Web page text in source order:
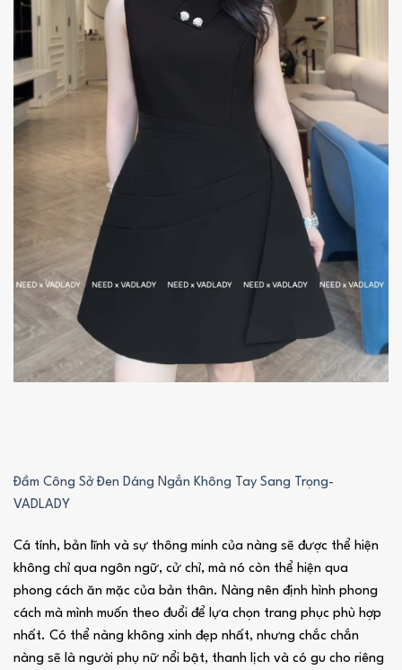
Đầm Công Sở Đen Dáng Ngắn Không Tay Sang Trọng-
VADLADY
Cá tính, bản lĩnh và sự thông minh của nàng sẽ được thể hiện
không chỉ qua ngôn ngữ, cử chỉ, mà nó còn thể hiện qua
phong cách ăn mặc của bản thân. Nàng nên định hình phong
cách mà mình muốn theo đuổi để lựa chọn trang phục phù hợp
nhất. Có thể nàng không xinh đẹp nhất, nhưng chắc chắn
nàng sẽ là người phụ nữ nổi bật, thanh lịch và có gu cho riêng